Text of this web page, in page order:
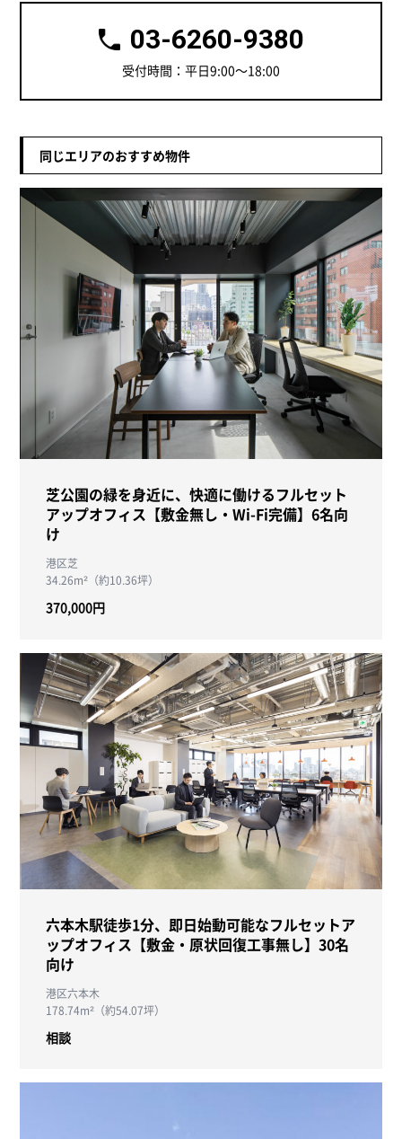
03-6260-9380
受付時間：平日9:00～18:00
同じエリアのおすすめ物件
芝公園の緑を身近に、快適に働けるフルセット
アップオフィス【敷金無し・Wi-Fi完備】6名向
け
港区芝
34.26m²（約10.36坪）
370,000円
六本木駅徒歩1分、即日始動可能なフルセットア
ップオフィス【敷金・原状回復工事無し】30名
向け
港区六本木
178.74m²（約54.07坪）
相談